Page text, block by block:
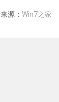
来源： Win7之家